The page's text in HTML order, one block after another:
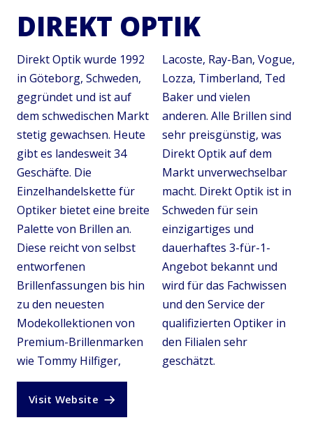
DIREKT OPTIK
Direkt Optik wurde 1992
in Göteborg, Schweden,
gegründet und ist auf
dem schwedischen Markt
stetig gewachsen. Heute
gibt es landesweit 34
Geschäfte. Die
Einzelhandelskette für
Optiker bietet eine breite
Palette von Brillen an.
Diese reicht von selbst
entworfenen
Brillenfassungen bis hin
zu den neuesten
Modekollektionen von
Premium-Brillenmarken
wie Tommy Hilfiger,
Lacoste, Ray-Ban, Vogue,
Lozza, Timberland, Ted
Baker und vielen
anderen. Alle Brillen sind
sehr preisgünstig, was
Direkt Optik auf dem
Markt unverwechselbar
macht. Direkt Optik ist in
Schweden für sein
einzigartiges und
dauerhaftes 3-für-1-
Angebot bekannt und
wird für das Fachwissen
und den Service der
qualifizierten Optiker in
den Filialen sehr
geschätzt.
Visit Website